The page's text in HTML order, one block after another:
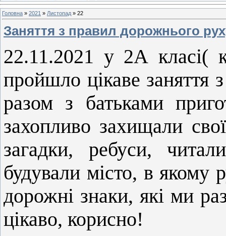
Головна » 2021 » Листопад » 22
Заняття з правил дорожнього
22.11.2021 у 2А класі(
пройшло цікаве заняття
разом з батьками
захопливо захищали
загадки, ребуси,
будували місто, в
дорожні знаки, які ми
цікаво, корисно!